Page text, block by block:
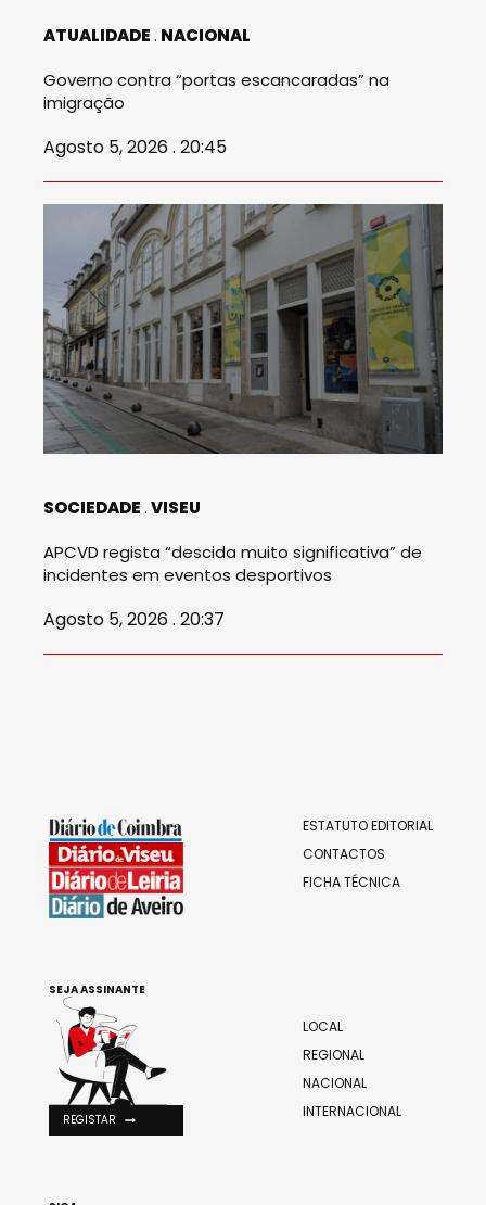
ATUALIDADE NACIONAL
Governo contra “portas escancaradas” na
imigração
Agosto 5, 2026 . 20:45
SOCIEDADE VISEU
APCVD regista “descida muito significativa” de
incidentes em eventos desportivos
Agosto 5, 2026 . 20:37
ESTATUTO EDITORIAL
CONTACTOS
FICHA TÉCNICA
LOCAL
REGIONAL
NACIONAL
INTERNACIONAL
SEJA ASSINANTE
REGISTAR